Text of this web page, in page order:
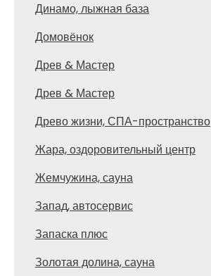
Динамо, лыжная база
Домовёнок
Древ & Мастер
Древ & Мастер
Древо жизни, СПА-пространство
Жара, оздоровительный центр
Жемчужина, сауна
Запад, автосервис
Запаска плюс
Золотая долина, сауна